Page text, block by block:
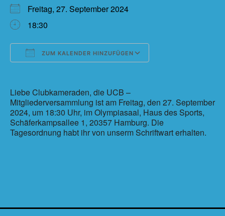
Freitag, 27. September 2024
18:30
ZUM KALENDER HINZUFÜGEN
Liebe Clubkameraden, die UCB –
Mitgliederversammlung ist am Freitag, den 27. September
2024, um 18:30 Uhr, im Olympiasaal, Haus des Sports,
Schäferkampsallee 1, 20357 Hamburg. Die
Tagesordnung habt ihr von unserm Schriftwart erhalten.